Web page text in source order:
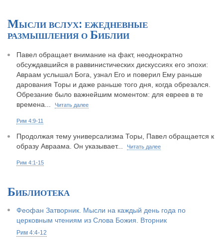
Мысли вслух: ежедневные
размышления о Библии
Павел обращает внимание на факт, неоднократно
обсуждавшийся в раввинистических дискуссиях его эпохи:
Авраам услышал Бога, узнал Его и поверил Ему раньше
дарования Торы и даже раньше того дня, когда обрезался.
Обрезание было важнейшим моментом: для евреев в те
времена...
Читать далее
Рим 4:9-11
Продолжая тему универсализма Торы, Павел обращается к
образу Авраама. Он указывает...
Читать далее
Рим 4:1-15
Библиотека
Феофан Затворник. Мысли на каждый день года по
церковным чтениям из Слова Божия. Вторник
Рим 4:4-12